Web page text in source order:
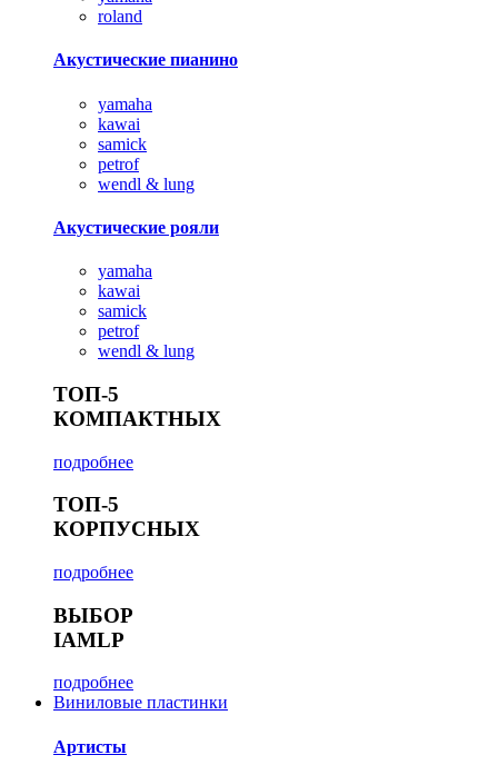
roland
Акустические пианино
yamaha
kawai
samick
petrof
wendl & lung
Акустические рояли
yamaha
kawai
samick
petrof
wendl & lung
ТОП-5
КОМПАКТНЫХ
подробнее
ТОП-5
КОРПУСНЫХ
подробнее
ВЫБОР
IAMLP
подробнее
Виниловые пластинки
Артисты